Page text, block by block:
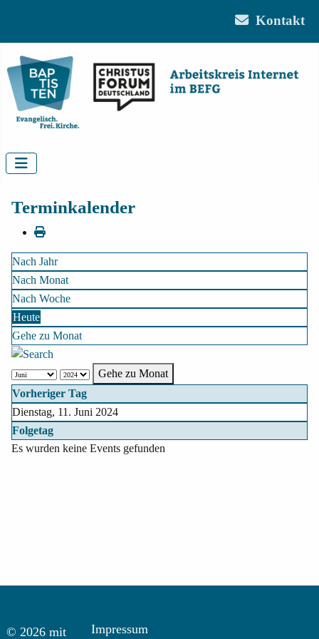
Kontakt
Terminkalender
Nach Jahr
Nach Monat
Nach Woche
Heute
Gehe zu Monat
Gehe zu Monat
Vorheriger Tag
Dienstag, 11. Juni 2024
Folgetag
Es wurden keine Events gefunden
© 2026 mit Impressum